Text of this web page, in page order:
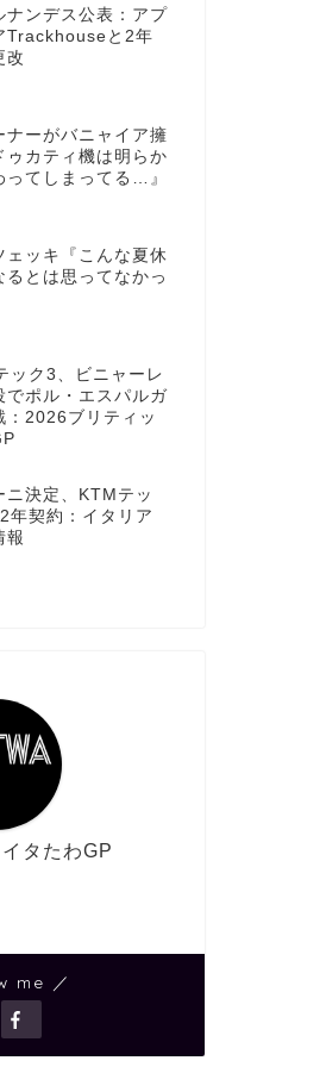
ナンデス公表：アプ
Trackhouseと2年
改
ナーがバニャイア擁
ゥカティ機は明らか
ってしまってる…』
ェッキ『こんな夏休
るとは思ってなかっ
ック3、ビニャーレ
でポル・エスパルガ
：2026ブリティッ
ニ決定、KTMテッ
年契約：イタリア
報
タたわGP
me ／